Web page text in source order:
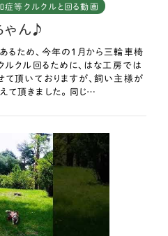
をご紹介し もし他の方にお役
の部材だと思うのですが（ホー
段にして、マジックテープのよう
きに使う）を滑り止めにするとチ
ついて動かなくなるので、車いす
しまうことがなく 重宝していま
症等クルクルと回る動画
ん♪
るため、今年の1月から三輪車椅
て頂いておりますが、飼い主様が
工夫されて作られたものを教えて頂きました。 同じ…